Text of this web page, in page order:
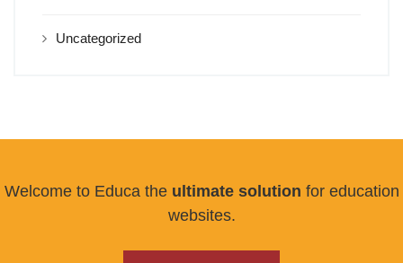
Uncategorized
Welcome to Educa the ultimate solution for education
websites.